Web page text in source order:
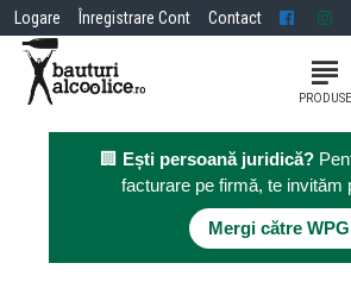
Logare Înregistrare Cont Contact
🏢 Ești persoană juridică?
facturare pe firmă, te invităm
Mergi către